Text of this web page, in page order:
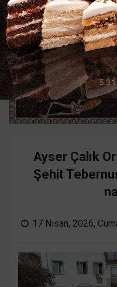
Ana Sayfa ASAYİŞ
Ayser Çalık
Şehit
17 Nisan, 2026,